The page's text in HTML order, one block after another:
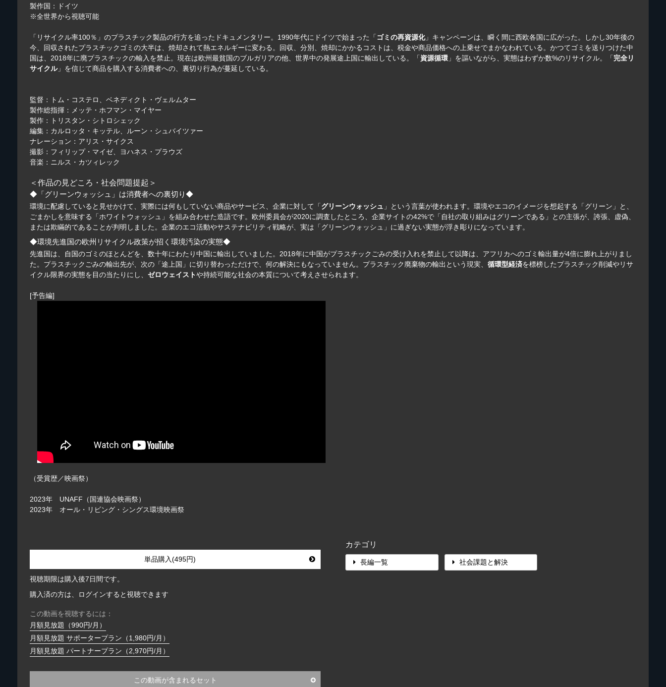
製作国：ドイツ
※全世界から視聴可能
「リサイクル率100％」のプラスチック製品の行方を追ったドキュメンタリー。1990年代にドイツで始まった「 ゴミの再資源化」キャンペーンは、瞬く間に西欧各国に広がった。しかし30年後の
今、回収されたプラスチックゴミの大半は、焼却されて熱エネルギーに変わる。回収、分別、焼却にかかるコストは、税金や商品価格への上乗せでまかなわれている。かつてゴミを送りつけた中
国は、2018年に廃プラスチックの輸入を禁止。現在は欧州最貧国のブルガリアの他、世界中の発展途上国に輸出している。「資源循環 」を謳いながら、実態はわずか数%のリサイクル。「完全リ
サイクル」を信じて商品を購入する消費者への、裏切り行為が蔓延している。
監督：トム・コステロ、ベネディクト・ヴェルムター
製作総指揮：メッテ・ホフマン・マイヤー
製作：トリスタン・シトロシェック
編集：カルロッタ・キッテル、ルーン・シュバイツァー
ナレーション：アリス・サイクス
撮影：フィリップ・マイゼ、ヨハネス・プラウズ
音楽：ニルス・カツィレック
＜作品の見どころ・社会問題提起＞
◆「グリーンウォッシュ」は消費者への裏切り◆
環境に配慮していると見せかけて、実際には何もしていない商品やサービス、企業に対して「グリーンウォッシュ 」という言葉が使われます。環境やエコのイメージを想起する「グリーン」と、
ごまかしを意味する「ホワイトウォッシュ」を組み合わせた造語です。欧州委員会が2020に調査したところ、企業サイトの42%で「自社の取り組みはグリーンである」との主張が、誇張、虚偽、
または欺瞞的であることが判明しました。企業のエコ活動やサステナビリティ戦略が、実は「グリーンウォッシュ」に過ぎない実態が浮き彫りになっています。
◆環境先進国の欧州リサイクル政策が招く環境汚染の実態◆
先進国は、自国のゴミのほとんどを、数十年にわたり中国に輸出していました。2018年に中国がプラスチックごみの受け入れを禁止して以降は、アフリカへのゴミ輸出量が4倍に膨れ上がりまし
た。プラスチックごみの輸出先が、次の「途上国」に切り替わっただけで、何の解決にもなっていません。プラスチック廃棄物の輸出という現実、循環型経済を標榜したプラスチック削減やリサ
イクル限界の実態を目の当たりにし、ゼロウェイストや持続可能な社会の本質について考えさせられます。
[予告編]
（受賞歴／映画祭）
2023年 UNAFF（国連協会映画祭）
2023年 オール・リビング・シングス環境映画祭
単品購入(495円)
視聴期限は購入後7日間です。
購入済の方は、ログインすると視聴できます
この動画を視聴するには：
月額見放題（990円/月）
月額見放題 サポータープラン（1,980円/月）
月額見放題 パートナープラン（2,970円/月）
この動画が含まれるセット
カテゴリ
長編一覧 社会課題と解決